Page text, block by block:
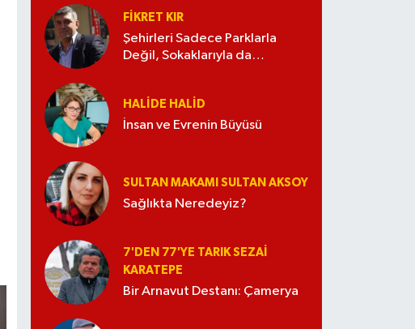
FIKRET KIR
Şehirleri Sadece Parklarla
Değil, Sokaklarıyla da
HALIDE HALID
İnsan ve Evrenin Büyüsü
SULTAN MAKAMI SULTAN AKSOY
Sağlıkta Neredeyiz?
7'DEN 77'YE TARIK SEZAI
KARATEPE
Bir Arnavut Destanı: Çamerya